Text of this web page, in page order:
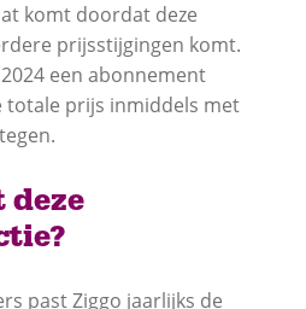
komt doordat deze
prijsstijgingen komt.
een abonnement
totale prijs inmiddels met
deze
past Ziggo jaarlijks de